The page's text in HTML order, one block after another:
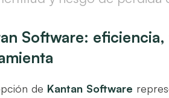
Software:
de Kantan Software